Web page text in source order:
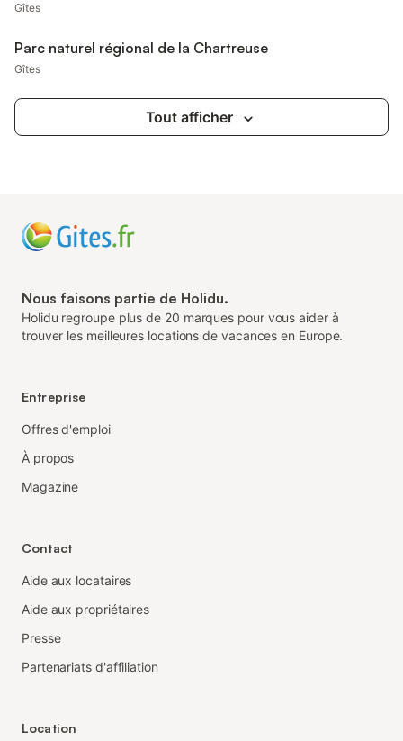
Gîtes
Parc naturel régional de la Chartreuse
Gîtes
Tout afficher
Nous faisons partie de Holidu.
Holidu regroupe plus de 20 marques pour vous aider à
trouver les meilleures locations de vacances en Europe.
Entreprise
Offres d'emploi
À propos
Magazine
Contact
Aide aux locataires
Aide aux propriétaires
Presse
Partenariats d'affiliation
Location